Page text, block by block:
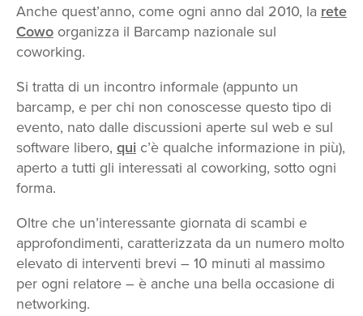
Anche quest’anno, come ogni anno dal 2010, la rete
Cowo organizza il Barcamp nazionale sul
coworking.
Si tratta di un incontro informale (appunto un
barcamp, e per chi non conoscesse questo tipo di
evento, nato dalle discussioni aperte sul web e sul
software libero, qui c’è qualche informazione in più),
aperto a tutti gli interessati al coworking, sotto ogni
forma.
Oltre che un’interessante giornata di scambi e
approfondimenti, caratterizzata da un numero molto
elevato di interventi brevi – 10 minuti al massimo
per ogni relatore – è anche una bella occasione di
networking.